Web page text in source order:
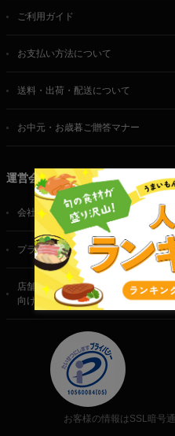
ご利用ガイド
お支払い方法について
送料・出荷・配送について
お中元・お歳暮ご贈答マナー
運営会社
会社概要
プライバシーポリシー
店舗・法人・生産者様
向けのお問い合わせ
お客様の情報はSSL暗号